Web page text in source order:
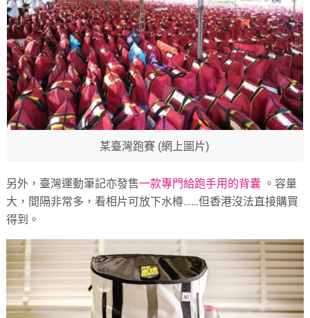
某臺灣跑賽 (網上圖片)
另外，臺灣運動筆記亦發售一款專門給跑手用的背囊 。容量
大，間隔非常多，看相片可放下水樽……但香港沒法直接購買
得到。